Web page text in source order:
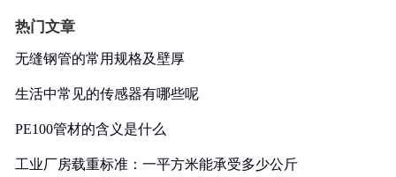
热门文章
无缝钢管的常用规格及壁厚
生活中常见的传感器有哪些呢
PE100管材的含义是什么
工业厂房载重标准：一平方米能承受多少公斤